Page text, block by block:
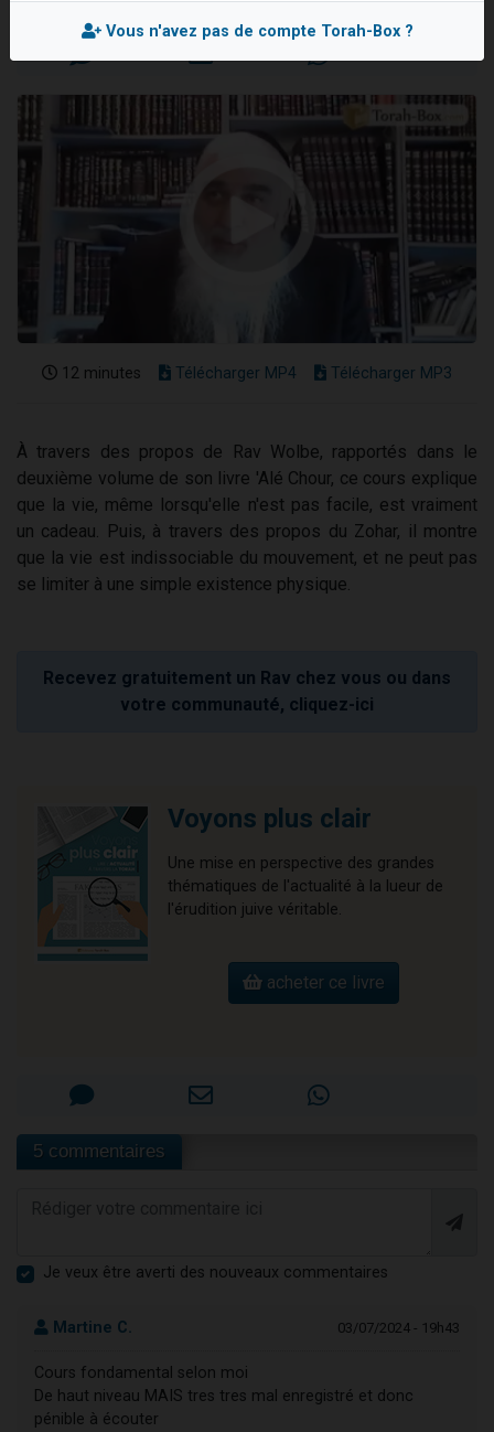
12 nouvelles musiques dans Torah-Box Music
29 personnes viennent de demander une bénédiction
Mis en ligne le Lundi 1er Juillet 2024
12 minutes Télécharger MP4 Télécharger MP3
À travers des propos de Rav Wolbe, rapportés dans le
deuxième volume de son livre 'Alé Chour, ce cours explique
que la vie, même lorsqu'elle n'est pas facile, est vraiment
un cadeau. Puis, à travers des propos du Zohar, il montre
que la vie est indissociable du mouvement, et ne peut pas
se limiter à une simple existence physique.
Recevez gratuitement un Rav chez vous ou dans
votre communauté, cliquez-ici
Voyons plus clair
Une mise en perspective des grandes
thématiques de l'actualité à la lueur de
l'érudition juive véritable.
acheter ce livre
5 commentaires
Je veux être averti des nouveaux commentaires
Martine C. 03/07/2024 - 19h43
Cours fondamental selon moi
De haut niveau MAIS tres tres mal enregistré et donc
pénible à écouter
Vous n'avez pas de compte Torah-Box ?